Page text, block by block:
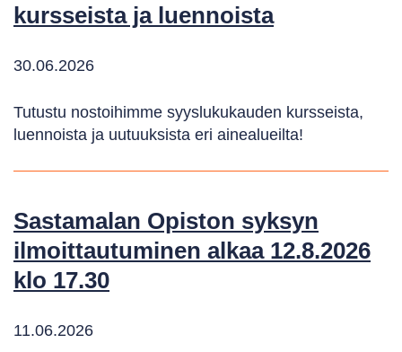
kursseista ja luennoista
30.06.2026
Tutustu nostoihimme syyslukukauden kursseista,
luennoista ja uutuuksista eri ainealueilta!
Sastamalan Opiston syksyn
ilmoittautuminen alkaa 12.8.2026
klo 17.30
11.06.2026